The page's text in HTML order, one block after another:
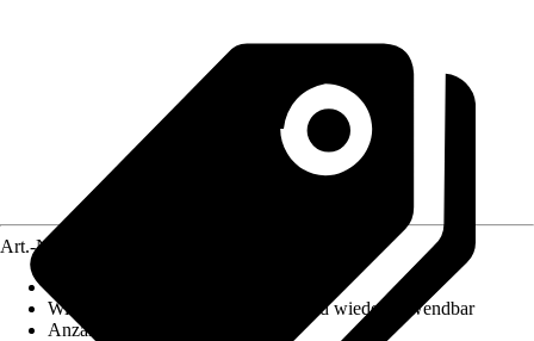
Art.-Nr.
Wiederverwendbarkeit
Ablösbar und wiederverwendbar
Anzahl Sticker-Teile